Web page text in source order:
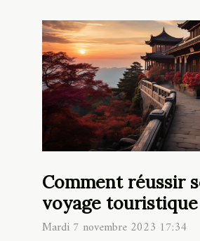
Comment réussir
voyage
Asie ?
Mardi 7 novembre 2023 17:34